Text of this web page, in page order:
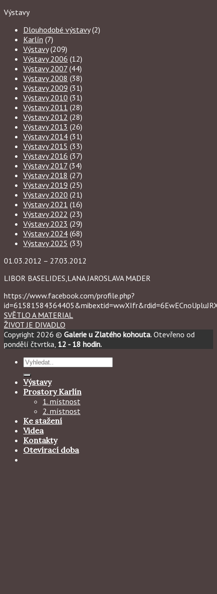
Výstavy
Dlouhodobé výstavy(2)
Karlín (7)
Výstavy(209)
Výstavy 2006 (12)
Výstavy 2007 (44)
Výstavy 2008 (38)
Výstavy 2009 (31)
Výstavy 2010 (31)
Výstavy 2011 (28)
Výstavy 2012 (28)
Výstavy 2013 (26)
Výstavy 2014 (31)
Výstavy 2015 (33)
Výstavy 2016 (37)
Výstavy 2017 (34)
Výstavy 2018 (27)
Výstavy 2019 (25)
Výstavy 2020 (21)
Výstavy 2021 (16)
Výstavy 2022 (23)
Výstavy 2023 (29)
Výstavy 2024 (68)
Výstavy 2025 (33)
01.03.2012 – 27.03.2012
LIBOR BASELIDES,LANA JAROSLAVA MADER
https://www.facebook.com/profile.php?
SVĚTLO A MATERIAL
ŽIVOT JE DIVADLO
Copyright 2026 © Galerie u Zlatého kohouta. Otevřeno od
pondělí čtvrtka, 12 - 18 hodin.
Hledat:
Výstavy
Prostory Karlín
1. místnost
2. místnost
Ke stažení
Videa
Kontakty
Otevírací doba